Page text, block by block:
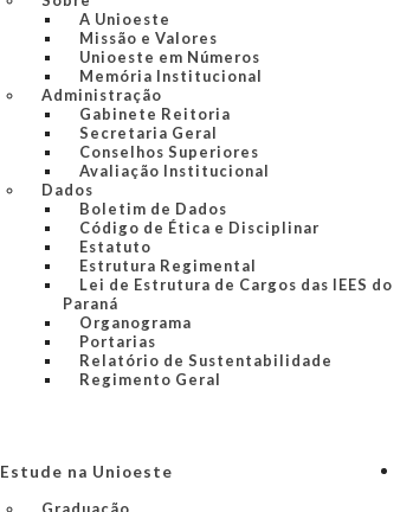
A Unioeste
Missão e Valores
Unioeste em Números
Memória Institucional
Administração
Gabinete Reitoria
Secretaria Geral
Conselhos Superiores
Avaliação Institucional
Dados
Boletim de Dados
Código de Ética e Disciplinar
Estatuto
Estrutura Regimental
Lei de Estrutura de Cargos das IEES do
Paraná
Organograma
Portarias
Relatório de Sustentabilidade
Regimento Geral
Estude na Unioeste